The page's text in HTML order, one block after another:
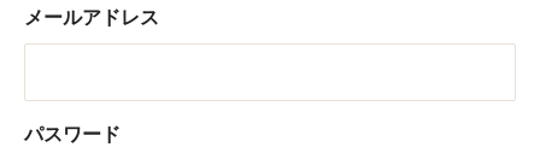
メールアドレス
パスワード